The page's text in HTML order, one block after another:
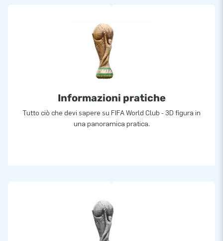
Informazioni pratiche
Tutto ciò che devi sapere su FIFA World Club - 3D figura in
una panoramica pratica.